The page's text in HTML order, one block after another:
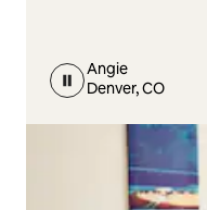
Angie
Denver, CO